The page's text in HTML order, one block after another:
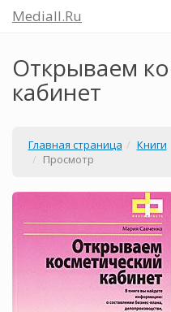
Mediall.Ru
Открываем
кабинет
Главная страница
Книги
Просмотр